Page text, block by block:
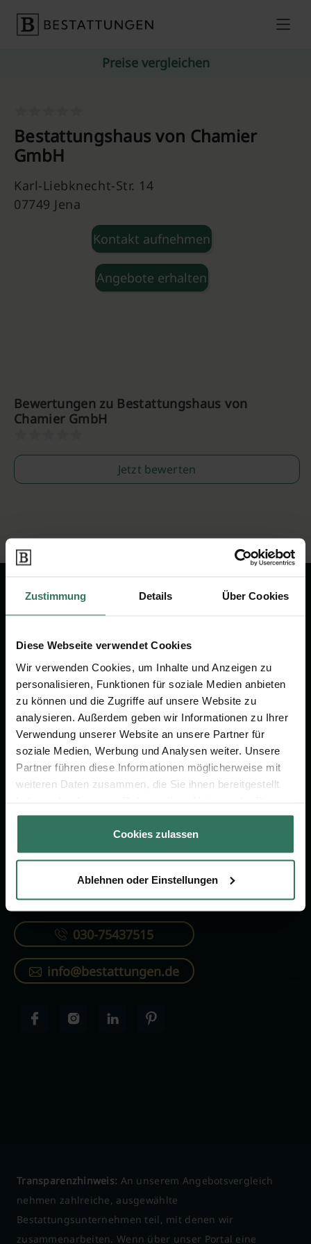
Zustimmung Details Über Cookies
Diese Webseite verwendet Cookies
Wir verwenden Cookies, um Inhalte und Anzeigen zu
personalisieren, Funktionen für soziale Medien anbieten
zu können und die Zugriffe auf unsere Website zu
analysieren. Außerdem geben wir Informationen zu Ihrer
Verwendung unserer Website an unsere Partner für
soziale Medien, Werbung und Analysen weiter. Unsere
Partner führen diese Informationen möglicherweise mit
weiteren Daten zusammen, die Sie ihnen bereitgestellt
gesammelt haben.
Cookies zulassen
Ablehnen oder Einstellungen
Preise vergleichen
Bestattungshaus von Chamier
GmbH
Karl-Liebknecht-Str. 14
07749 Jena
Kontakt aufnehmen
Angebote erhalten
Bewertungen zu Bestattungshaus von
Chamier GmbH
Jetzt bewerten
um das Thema Bestattung &
Vorsorge.
Jetzt beraten lassen
FÜR SIE
Vergleich
Ratgeber
FÜR BESTATTER
Online-Portal
Kostenlos registrieren
KONTAKTIEREN SIE UNS
030-75437515
info@bestattungen.de
Transparenzhinweis: An unserem Angebotsvergleich
nehmen zahlreiche, ausgewählte
Bestattungsunternehmen teil, mit denen wir
zusammenarbeiten. Wenn über unser Portal eine